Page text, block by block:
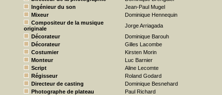
Ingénieur du son
Jean-Paul Mugel
Mixeur
Dominique Hennequin
Compositeur de la musique
originale
Jorge Arriagada
Décorateur
Dominique Barouh
Décorateur
Gilles Lacombe
Costumier
Kirsten Morin
Monteur
Luc Barnier
Script
Aline Lecomte
Régisseur
Roland Godard
Directeur de casting
Dominique Besnehard
Photographe de plateau
Paul Richard